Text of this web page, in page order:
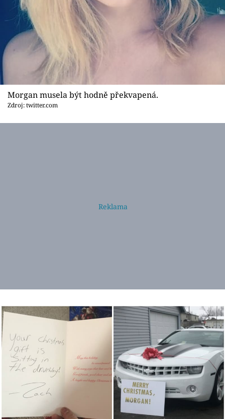
Morgan musela být hodně překvapená.
Zdroj: twitter.com